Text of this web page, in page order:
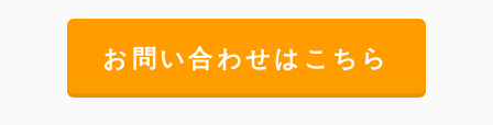
お問い合わせはこちら